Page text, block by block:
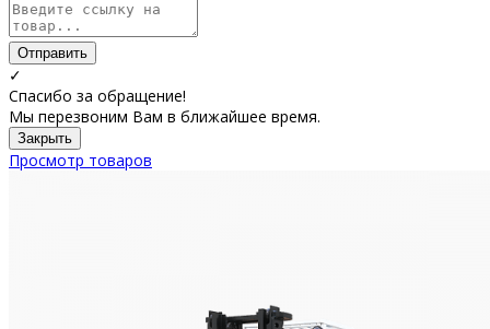
Отправить
✓
Спасибо за обращение!
Мы перезвоним Вам в ближайшее время.
Закрыть
Просмотр товаров